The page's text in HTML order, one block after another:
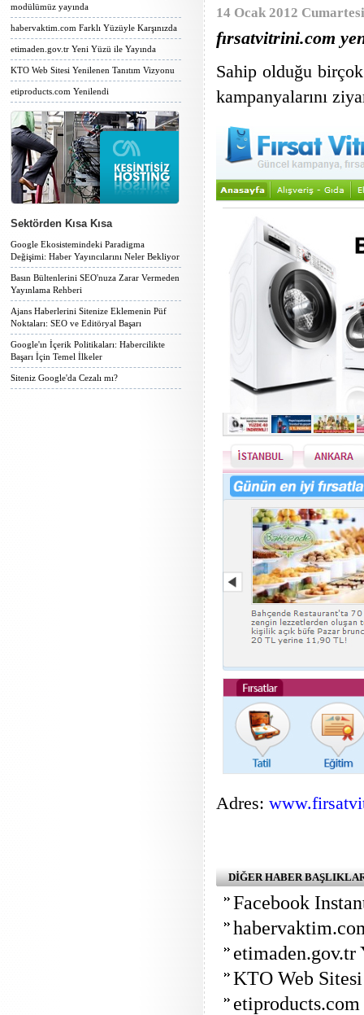
modülümüz yayında
habervaktim.com Farklı Yüzüyle Karşınızda
etimaden.gov.tr Yeni Yüzü ile Yayında
KTO Web Sitesi Yenilenen Tanıtım Vizyonu
etiproducts.com Yenilendi
Sektörden Kısa Kısa
Google Ekosistemindeki Paradigma
Değişimi: Haber Yayıncılarını Neler Bekliyor
Basın Bültenlerini SEO'nuza Zarar Vermeden
Yayınlama Rehberi
Ajans Haberlerini Sitenize Eklemenin Püf
Noktaları: SEO ve Editöryal Başarı
Google'ın İçerik Politikaları: Habercilikte
Başarı İçin Temel İlkeler
Siteniz Google'da Cezalı mı?
14 Ocak 2012
fırsatvitrini.com
Sahip olduğu
kampanyalarını
Adres:
DİĞER HABER
Facebook
etimaden.gov.tr
KTO Web